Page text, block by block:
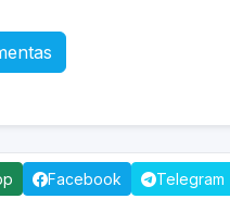
Facebook Telegram